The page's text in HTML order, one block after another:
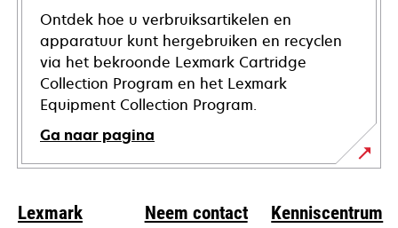
Ontdek hoe u verbruiksartikelen en
apparatuur kunt hergebruiken en recyclen
via het bekroonde Lexmark Cartridge
Collection Program en het Lexmark
Equipment Collection Program.
Ga naar pagina
Lexmark
Neem contact
Kenniscentrum